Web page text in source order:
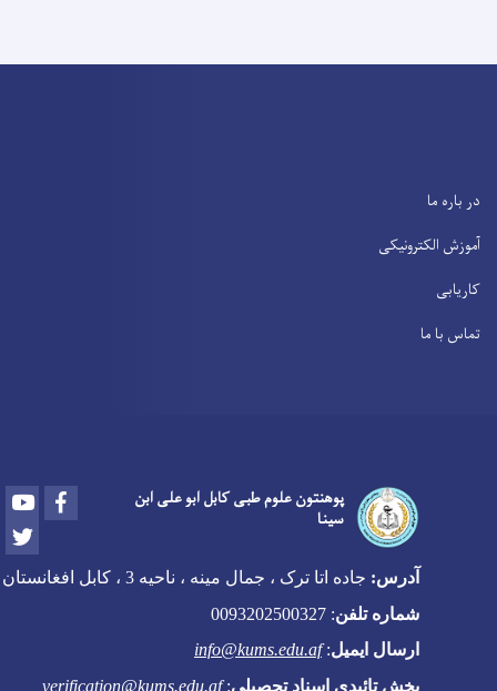
در باره ما
آموزش الکترونیکی
کاریابی
تماس با ما
پوهنتون علوم طبی کابل ابو علی ابن
سینا
Youtube
آدرس: جاده اتا ترک ، جمال مینه ، ناحیه 3 ، کابل افغانستان
شماره تلفن:
ارسال ایمیل:
info@kums.edu.af
بخش تائیدی اسناد تحصیلی:
verification@kums.edu.af